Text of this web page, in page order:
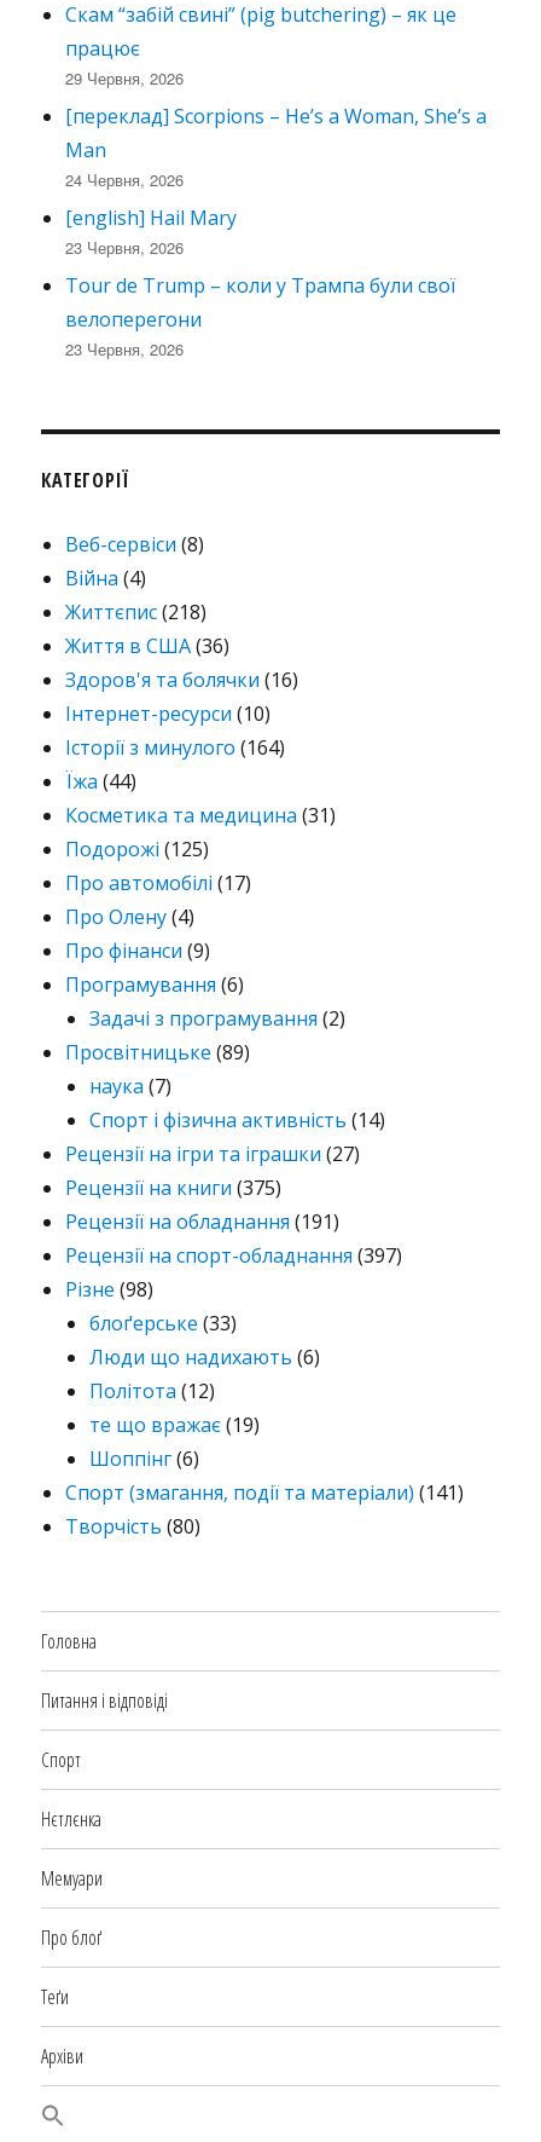
Скам “забій свині” (pig butchering) – як це
працює
29 Червня, 2026
[переклад] Scorpions – He’s a Woman, She’s a
Man
24 Червня, 2026
[english] Hail Mary
23 Червня, 2026
Tour de Trump – коли у Трампа були свої
велоперегони
23 Червня, 2026
КАТЕГОРІЇ
Веб-сервіси (8)
Війна (4)
Життєпис(218)
Життя в США(36)
Здоров'я та болячки (16)
Інтернет-ресурси (10)
Історії з минулого (164)
Їжа (44)
Косметика та медицина (31)
Подорожі (125)
Про автомобілі (17)
Про Олену(4)
Про фінанси (9)
Програмування (6)
Задачі з програмування (2)
Просвітницьке (89)
наука (7)
Спорт і фізична активність (14)
Рецензії на ігри та іграшки (27)
Рецензії на книги (375)
Рецензії на обладнання (191)
Рецензії на спорт-обладнання (397)
Різне (98)
блоґерське (33)
Люди що надихають (6)
Політота (12)
те що вражає(19)
Шоппінг(6)
Спорт (змагання, події та матеріали) (141)
Творчість (80)
Головна
Питання і відповіді
Спорт
Нєтлєнка
Мемуари
Про блоґ
Теґи
Архіви
Search
for:
SEARCH BUTTON